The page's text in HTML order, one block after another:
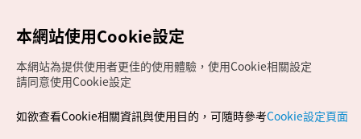
Copyrights (c) 韓國觀光公社版權所有
本網站使用Cookie設定
本網站為提供使用者更佳的使用體驗，使用Cookie相關設定
請同意使用Cookie設定
如欲查看Cookie相關資訊與使用目的，可隨時參考Cookie設定頁面